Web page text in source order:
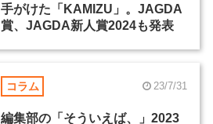
手がけた「KAMIZU」。JAGDA
賞、JAGDA新人賞2024も発表
コラム 23/7/31
編集部の「そういえば、」2023